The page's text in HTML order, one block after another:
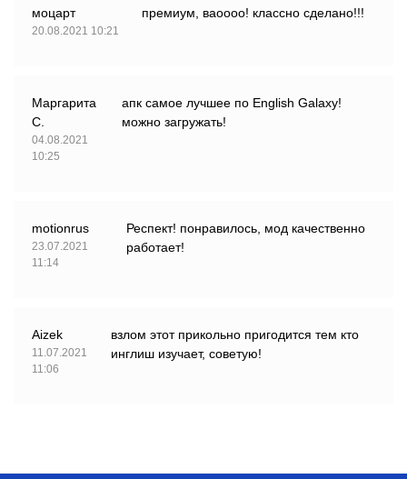
моцарт
20.08.2021 10:21
премиум, ваоооо! классно сделано!!!
Маргарита
С.
04.08.2021
10:25
апк самое лучшее по English Galaxy!
можно загружать!
motionrus
23.07.2021
11:14
Респект! понравилось, мод качественно
работает!
Aizek
11.07.2021
11:06
взлом этот прикольно пригодится тем кто
инглиш изучает, советую!